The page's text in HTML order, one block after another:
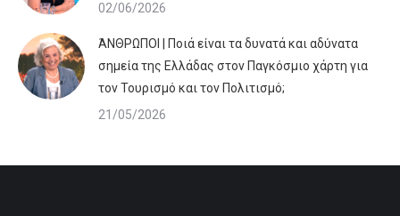
02/06/2026
ΆΝΘΡΩΠΟΙ | Ποιά είναι τα δυνατά και αδύνατα
σημεία της Ελλάδας στον Παγκόσμιο χάρτη για
τον Τουρισμό και τον Πολιτισμό;
21/05/2026